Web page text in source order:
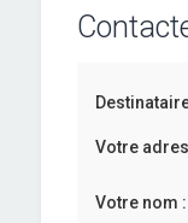
Votre
Votre nom :